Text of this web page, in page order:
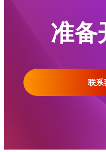
准备
联系